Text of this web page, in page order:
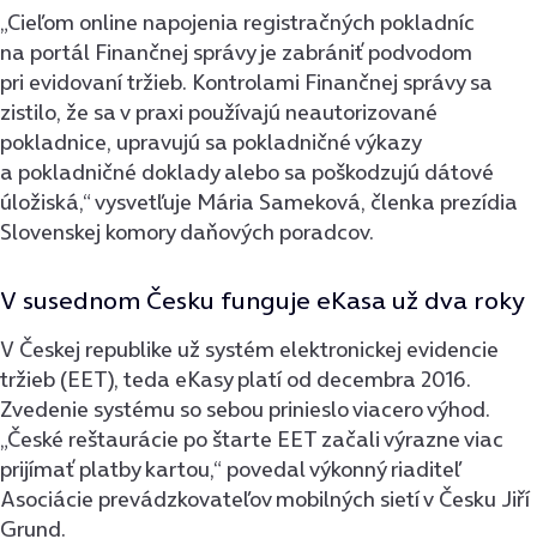
„Cieľom online napojenia registračných pokladníc
na portál Finančnej správy je zabrániť podvodom
pri evidovaní tržieb. Kontrolami Finančnej správy sa
zistilo, že sa v praxi používajú neautorizované
pokladnice, upravujú sa pokladničné výkazy
a pokladničné doklady alebo sa poškodzujú dátové
úložiská,“ vysvetľuje Mária Sameková, členka prezídia
Slovenskej komory daňových poradcov.
V susednom Česku funguje eKasa už dva roky
V Českej republike už systém elektronickej evidencie
tržieb (EET), teda eKasy platí od decembra 2016.
Zvedenie systému so sebou prinieslo viacero výhod.
„České reštaurácie po štarte EET začali výrazne viac
prijímať platby kartou,“ povedal výkonný riaditeľ
Asociácie prevádzkovateľov mobilných sietí v Česku Jiří
Grund.